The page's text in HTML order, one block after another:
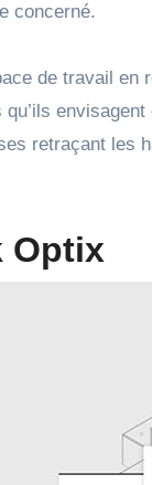
concerné.
de travail
retraçant les
Optix